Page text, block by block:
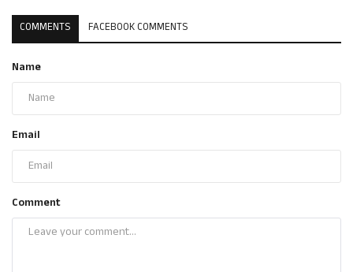
COMMENTS FACEBOOK COMMENTS
Name
Email
Comment